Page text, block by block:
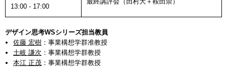
13:00 - 17:00
デザイン思考WSシリーズ担当教員
佐藤 宏樹 ：事業構想学群准教授
土岐 謙次 ：事業構想学群教授
本江 正茂 ：事業構想学群教授